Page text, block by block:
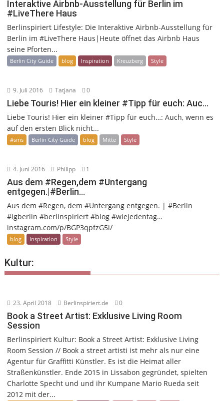
Interaktive Airbnb-Ausstellung für Berlin im
#LiveThere Haus
Berlinspiriert Lifestyle: Die Interaktive Airbnb-Ausstellung für
Berlin im #LiveThere Haus|Heute öffnet das Airbnb Haus
seine Pforten...
Berlin City Guide blog Inspiration Kreuzberg Style
9. Juli 2016 Tatjana 0
Liebe Touris! Hier ein kleiner #Tipp für euch: Auc…
Liebe Touris! Hier ein kleiner #Tipp für euch…: Auch, wenn es
auf den ersten Blick nicht...
#sms Berlin City Guide blog Mitte Style
4. Juni 2016 Philipp 1
Aus dem #Regen,dem #Untergang
entgegen.|#Berlin…
Aus dem #Regen, dem #Untergang entgegen. | #Berlin
#igberlin #berlinspiriert #blog #wiejedentag…
instagram.com/p/BGP3qpfzG5i/
blog Inspiration Style
Kultur:
23. April 2018 Berlinspiriert.de 0
Book a Street Artist: Exklusive Living Room
Session
Berlinspiriert Kultur: Book a Street Artist: Exklusive Living
Room Session // Book a street artisti ist mehr als nur eine
Agentur für Graffitti Künstler. Es ist die Heimat aller
Straßenkünstler. Ende 2015 in Lissabon gegründet, spielten
Charlotte Specht und und ihr Kumpane Mario Rueda seit
2012 mit der...